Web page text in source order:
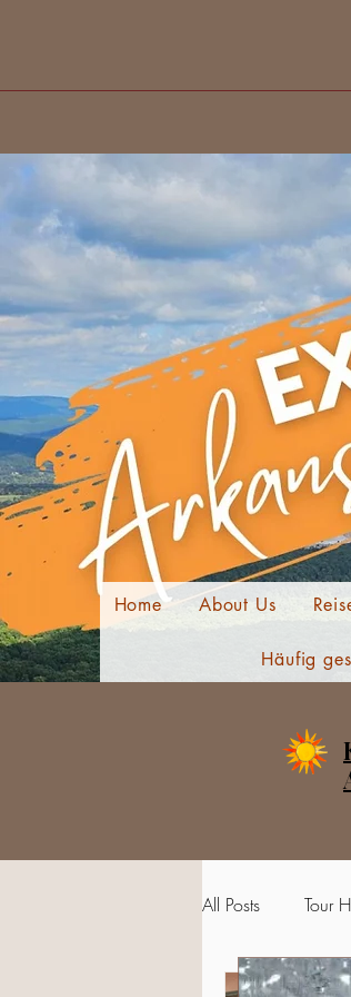
Home About Us
Häufig
All Posts Tour